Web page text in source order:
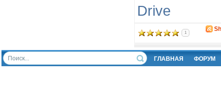
Drive
1
ГЛАВНАЯ ФОРУМ